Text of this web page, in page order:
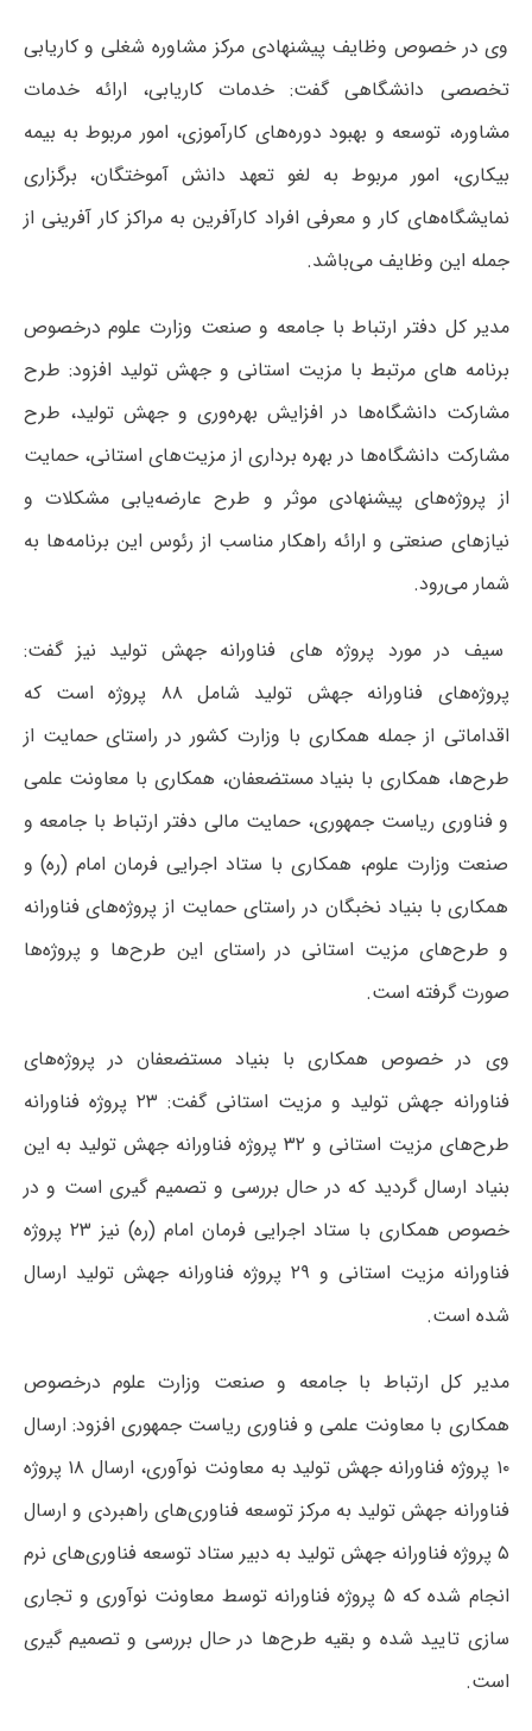
وی در خصوص وظایف پیشنهادی مرکز مشاوره شغلی و کاریابی
تخصصی دانشگاهی گفت: خدمات کاریابی، ارائه خدمات
مشاوره، توسعه و بهبود دوره‌های کارآموزی، امور مربوط به بیمه
بیکاری، امور مربوط به لغو تعهد دانش آموختگان، برگزاری
نمایشگاه‌های کار و معرفی افراد کارآفرین به مراکز کار آفرینی از
جمله این وظایف می‌باشد.
مدیر کل دفتر ارتباط با جامعه و صنعت وزارت علوم درخصوص
برنامه های مرتبط با مزیت استانی و جهش تولید افزود: طرح
مشارکت دانشگاه‌ها در افزایش بهره‌وری و جهش تولید، طرح
مشارکت دانشگاه‌ها در بهره برداری از مزیت‌های استانی، حمایت
از پروژه‌های پیشنهادی موثر و طرح عارضه‌یابی مشکلات و
نیازهای صنعتی و ارائه راهکار مناسب از رئوس این برنامه‌ها به
شمار می‌رود.
سیف در مورد پروژه های فناورانه جهش تولید نیز گفت:
پروژه‌های فناورانه جهش تولید شامل ۸۸ پروژه است که
اقداماتی از جمله همکاری با وزارت کشور در راستای حمایت از
طرح‌ها، همکاری با بنیاد مستضعفان، همکاری با معاونت علمی
و فناوری ریاست جمهوری، حمایت مالی دفتر ارتباط با جامعه و
صنعت وزارت علوم، همکاری با ستاد اجرایی فرمان امام (ره) و
همکاری با بنیاد نخبگان در راستای حمایت از پروژه‌های فناورانه
و طرح‌های مزیت استانی در راستای این طرح‌ها و پروژه‌ها
صورت گرفته است.
وی در خصوص همکاری با بنیاد مستضعفان در پروژه‌های
فناورانه جهش تولید و مزیت استانی گفت: ۲۳ پروژه فناورانه
طرح‌های مزیت استانی و ۳۲ پروژه فناورانه جهش تولید به این
بنیاد ارسال گردید که در حال بررسی و تصمیم گیری است و در
خصوص همکاری با ستاد اجرایی فرمان امام (ره) نیز ۲۳ پروژه
فناورانه مزیت استانی و ۲۹ پروژه فناورانه جهش تولید ارسال
شده است.
مدیر کل ارتباط با جامعه و صنعت وزارت علوم درخصوص
همکاری با معاونت علمی و فناوری ریاست جمهوری افزود: ارسال
۱۰ پروژه فناورانه جهش تولید به معاونت نوآوری، ارسال ۱۸ پروژه
فناورانه جهش تولید به مرکز توسعه فناوری‌های راهبردی و ارسال
۵ پروژه فناورانه جهش تولید به دبیر ستاد توسعه فناوری‌های نرم
انجام شده که ۵ پروژه فناورانه توسط معاونت نوآوری و تجاری
سازی تایید شده و بقیه طرح‌ها در حال بررسی و تصمیم گیری
است.